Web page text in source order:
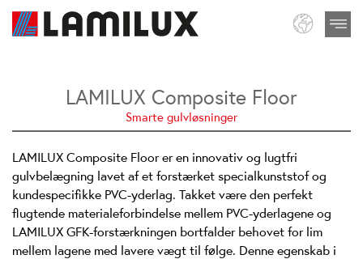
LAMILUX Composite Floor
Smarte gulvløsninger
LAMILUX Composite Floor er en innovativ og lugtfri
gulvbelægning lavet af et forstærket specialkunststof og
kundespecifikke PVC-yderlag. Takket være den perfekt
flugtende materialeforbindelse mellem PVC-yderlagene og
LAMILUX GFK-forstærkningen bortfalder behovet for lim
mellem lagene med lavere vægt til følge. Denne egenskab i